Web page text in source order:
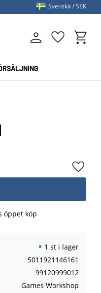
Favoriter
Svenska SEK
Lägg
öppet köp
1 st i lager
5011921146161
99120999012
Games Workshop